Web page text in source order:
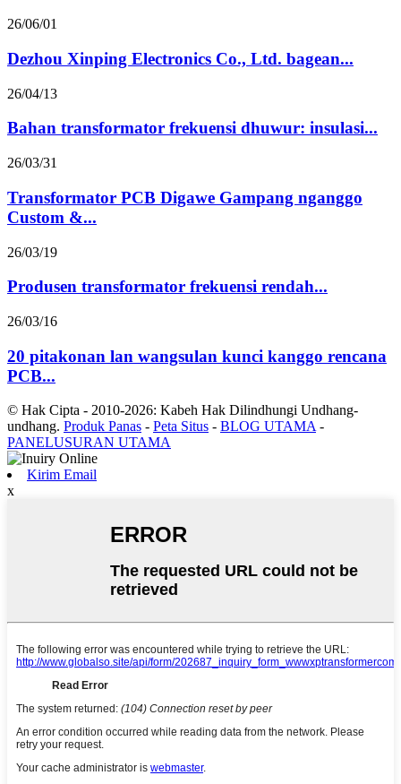
26/06/01
Dezhou Xinping Electronics Co., Ltd. bagean...
26/04/13
Bahan transformator frekuensi dhuwur: insulasi...
26/03/31
Transformator PCB Digawe Gampang nganggo
Custom &...
26/03/19
Produsen transformator frekuensi rendah...
26/03/16
20 pitakonan lan wangsulan kunci kanggo rencana
PCB...
© Hak Cipta - 2010-2026: Kabeh Hak Dilindhungi Undhang-
undhang. Produk Panas - Peta Situs - BLOG UTAMA-
PANELUSURAN UTAMA
Kirim Email
x